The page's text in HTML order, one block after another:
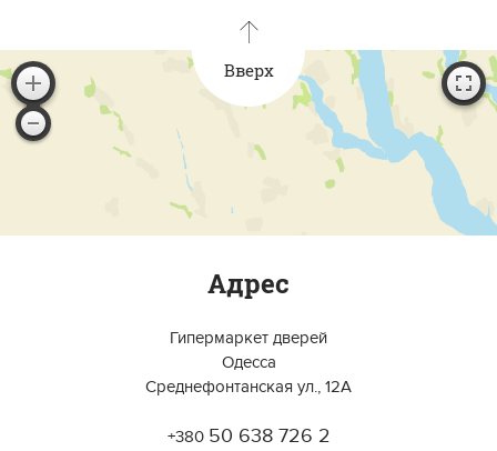
Работает на API 2ГИС
Вверх
Адрес
Гипермаркет дверей
Одесса
Среднефонтанская ул., 12А
+380 50 638 726 2